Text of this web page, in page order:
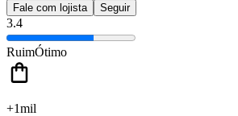
Fale com lojista Seguir
3.4
RuimÓtimo
+1mil